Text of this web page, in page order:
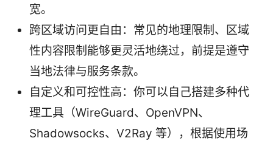
宽。
跨区域访问更自由：常见的地理限制、区域
性内容限制能够更灵活地绕过，前提是遵守
当地法律与服务条款。
自定义和可控性高：你可以自己搭建多种代
理工具（WireGuard、OpenVPN、
Shadowsocks、V2Ray 等），根据使用场